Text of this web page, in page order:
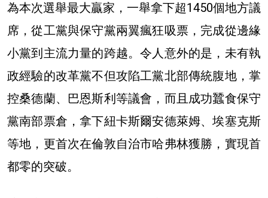
為本次選舉最大贏家，一舉拿下超1450個地方議
席，從工黨與保守黨兩翼瘋狂吸票，完成從邊緣
小黨到主流力量的跨越。令人意外的是，未有執
政經驗的改革黨不但攻陷工黨北部傳統腹地，掌
控桑德蘭、巴恩斯利等議會，而且成功蠶食保守
黨南部票倉，拿下紐卡斯爾安德萊姆、埃塞克斯
等地，更首次在倫敦自治市哈弗林獲勝，實現首
都零的突破。